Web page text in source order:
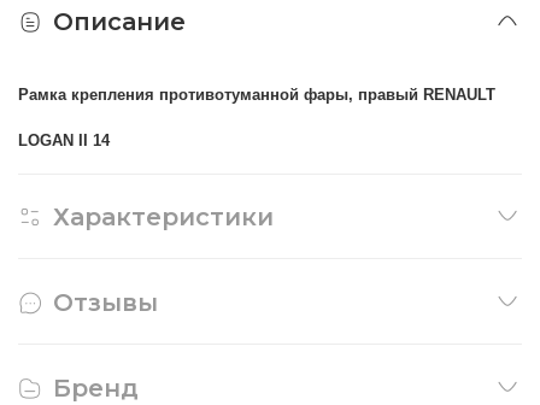
Описание
Рамка крепления противотуманной фары, правый RENAULT
LOGAN II 14
Характеристики
Отзывы
Бренд